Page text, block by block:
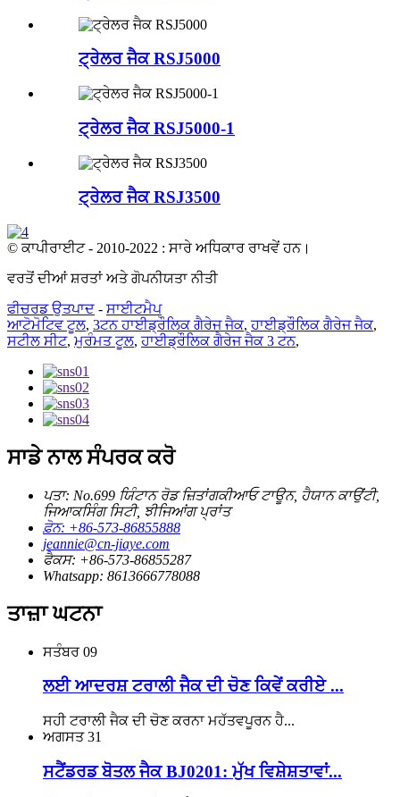
ਟ੍ਰੇਲਰ ਜੈਕ RSJ5000
ਟ੍ਰੇਲਰ ਜੈਕ RSJ5000-1
ਟ੍ਰੇਲਰ ਜੈਕ RSJ3500
© ਕਾਪੀਰਾਈਟ - 2010-2022 : ਸਾਰੇ ਅਧਿਕਾਰ ਰਾਖਵੇਂ ਹਨ।
ਵਰਤੋਂ ਦੀਆਂ ਸ਼ਰਤਾਂ ਅਤੇ ਗੋਪਨੀਯਤਾ ਨੀਤੀ
ਫੀਚਰਡ ਉਤਪਾਦ - ਸਾਈਟਮੈਪ
ਆਟੋਮੋਟਿਵ ਟੂਲ, 3ਟਨ ਹਾਈਡ੍ਰੌਲਿਕ ਗੈਰੇਜ ਜੈਕ,ਹਾਈਡ੍ਰੌਲਿਕ ਗੈਰੇਜ ਜੈਕ,
ਸਟੀਲ ਸੀਟ, ਮੁਰੰਮਤ ਟੂਲ,ਹਾਈਡ੍ਰੌਲਿਕ ਗੈਰੇਜ ਜੈਕ 3 ਟਨ,
ਸਾਡੇ ਨਾਲ ਸੰਪਰਕ ਕਰੋ
ਪਤਾ: No.699 ਯਿੰਟਾਨ ਰੋਡ ਜ਼ਿਤਾਂਗਕੀਆਓ ਟਾਊਨ, ਹੈਯਾਨ ਕਾਉਂਟੀ,
ਜਿਆਕਸਿੰਗ ਸਿਟੀ, ਝੀਜਿਆਂਗ ਪ੍ਰਾਂਤ
ਫ਼ੋਨ: +86-573-86855888
jeannie@cn-jiaye.com
ਫੈਕਸ: +86-573-86855287
Whatsapp: 8613666778088
ਤਾਜ਼ਾ ਘਟਨਾ
ਸਤੰਬਰ 09
ਲਈ ਆਦਰਸ਼ ਟਰਾਲੀ ਜੈਕ ਦੀ ਚੋਣ ਕਿਵੇਂ ਕਰੀਏ ...
ਸਹੀ ਟਰਾਲੀ ਜੈਕ ਦੀ ਚੋਣ ਕਰਨਾ ਮਹੱਤਵਪੂਰਨ ਹੈ...
ਅਗਸਤ 31
ਸਟੈਂਡਰਡ ਬੋਤਲ ਜੈਕ BJ0201: ਮੁੱਖ ਵਿਸ਼ੇਸ਼ਤਾਵਾਂ...